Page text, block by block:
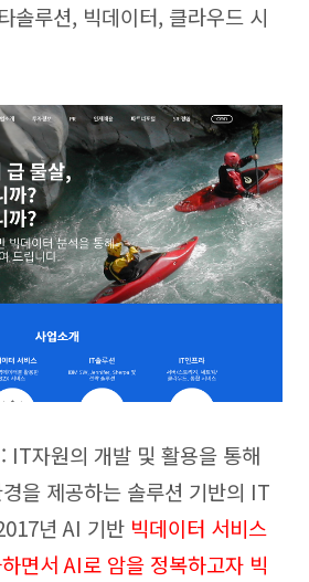
솔루션, 빅데이터, 클라우드 시
: IT자원의 개발 및 활용을 통해
을 제공하는 솔루션 기반의 IT
년 AI 기반 빅데이터 서비스
면서 AI로 암을 정복하고자 빅